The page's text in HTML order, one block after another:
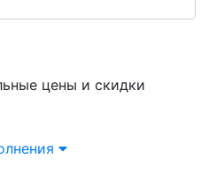
цены и скидки